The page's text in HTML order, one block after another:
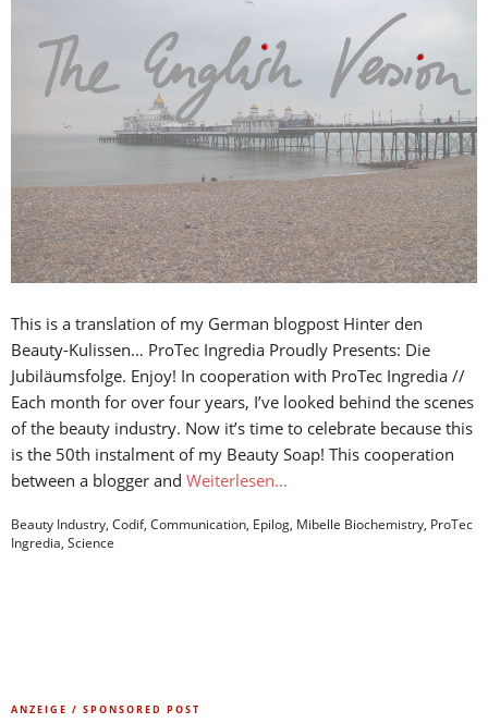
This is a translation of my German blogpost Hinter den
Beauty-Kulissen… ProTec Ingredia Proudly Presents: Die
Jubiläumsfolge. Enjoy! In cooperation with ProTec Ingredia //
Each month for over four years, I’ve looked behind the scenes
of the beauty industry. Now it’s time to celebrate because this
is the 50th instalment of my Beauty Soap! This cooperation
between a blogger and Weiterlesen…
Beauty Industry, Codif, Communication, Epilog, Mibelle Biochemistry, ProTec
Ingredia, Science
ANZEIGE / SPONSORED POST